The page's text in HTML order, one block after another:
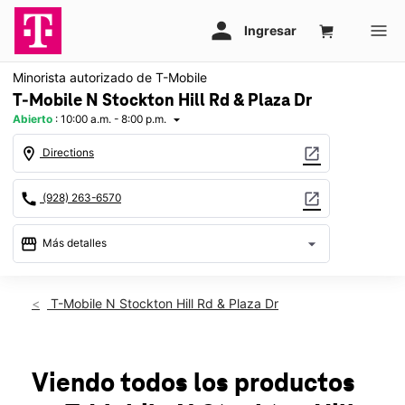
Minorista autorizado de T-Mobile
T-Mobile N Stockton Hill Rd & Plaza Dr
Abierto : 10:00 a.m. - 8:00 p.m. arrow_drop_down
location_on Directions open_in_new
call (928) 263-6570 open_in_new
storefront Más detalles arrow_drop_down
Vie.:10:00 a.m. a 8:00 p.m.
Mar.:10:00 a.m. a 8:00 p.m.
Mié.:10:00 a.m. a 8:00 p.m.
T-Mobile N Stockton Hill Rd & Plaza Dr
Viendo todos los productos